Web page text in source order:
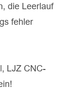
die Leerlauf
fehler
LJZ CNC-